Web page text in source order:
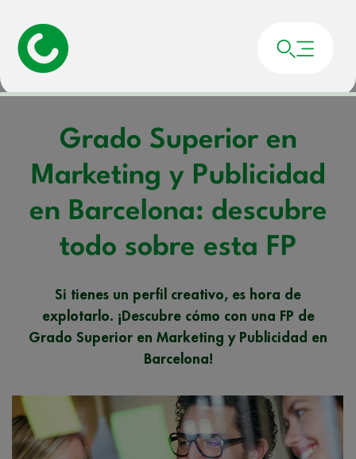
Portada»
Grado Superior en
Marketing y Publicidad
en Barcelona: descubre
todo sobre esta FP
Si tienes un perfil creativo, es hora de
explotarlo. ¡Descubre cómo con una FP de
Grado Superior en Marketing y Publicidad en
Barcelona!